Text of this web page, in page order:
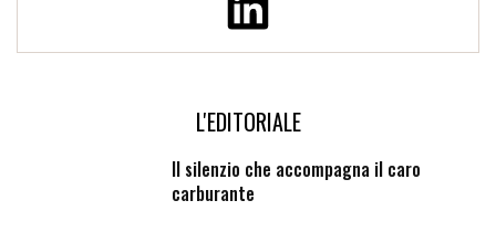
L'EDITORIALE
Il silenzio che accompagna il caro
carburante